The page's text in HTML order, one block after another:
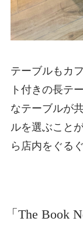
テーブルもカ
ト付きの長テ
なテーブルが
ルを選ぶこと
ら店内をぐる
「The Book